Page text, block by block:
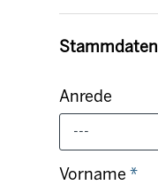
Stammdaten
Anrede
---
Vorname *